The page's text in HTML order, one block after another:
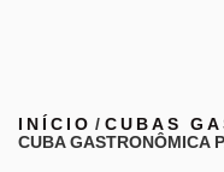
INÍCIO /CUBAS
CUBA GASTRONÔMICA